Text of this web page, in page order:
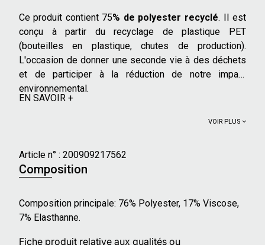
Ce produit contient 75% de polyester recyclé. Il est
conçu à partir du recyclage de plastique PET
(bouteilles en plastique, chutes de production).
L'occasion de donner une seconde vie à des déchets
et de participer à la réduction de notre impact
environnemental.
EN SAVOIR +
VOIR PLUS
Article n° : 200909217562
Composition
Composition principale: 76% Polyester, 17% Viscose,
7% Elasthanne.
Fiche produit relative aux qualités ou